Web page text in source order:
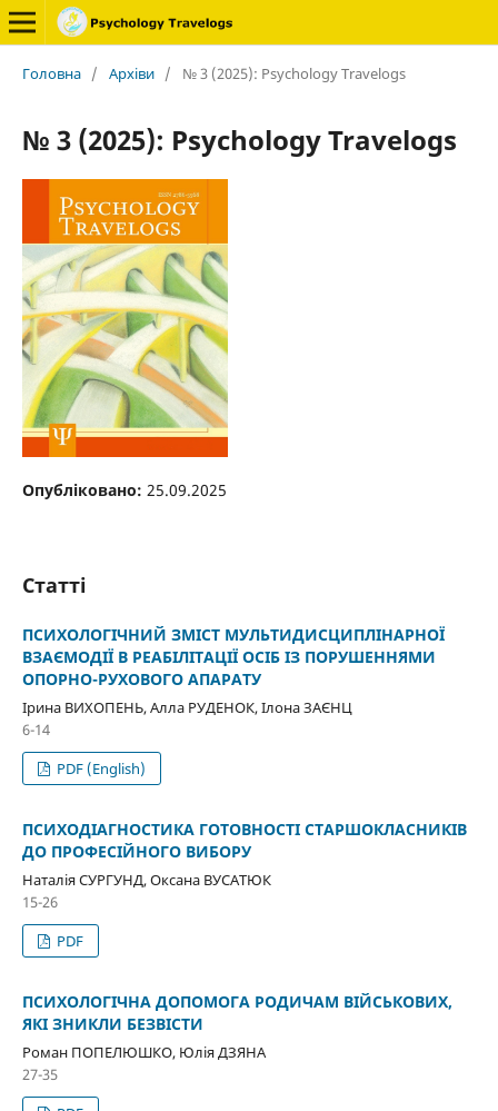
Головна / Архіви / № 3 (2025): Psychology Travelogs
№ 3 (2025): Psychology Travelogs
Опубліковано: 25.09.2025
Статті
ПСИХОЛОГІЧНИЙ ЗМІСТ МУЛЬТИДИСЦИПЛІНАРНОЇ
ВЗАЄМОДІЇ В РЕАБІЛІТАЦІЇ ОСІБ ІЗ ПОРУШЕННЯМИ
ОПОРНО-РУХОВОГО АПАРАТУ
Ірина ВИХОПЕНЬ, Алла РУДЕНОК, Ілона ЗАЄНЦ
6-14
PDF (English)
ПСИХОДІАГНОСТИКА ГОТОВНОСТІ СТАРШОКЛАСНИКІВ
ДО ПРОФЕСІЙНОГО ВИБОРУ
Наталія СУРГУНД, Оксана ВУСАТЮК
15-26
PDF
ПСИХОЛОГІЧНА ДОПОМОГА РОДИЧАМ ВІЙСЬКОВИХ,
ЯКІ ЗНИКЛИ БЕЗВІСТИ
Роман ПОПЕЛЮШКО, Юлія ДЗЯНА
27-35